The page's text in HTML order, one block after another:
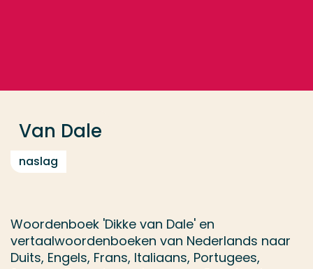
Van Dale
naslag
Woordenboek 'Dikke van Dale' en
vertaalwoordenboeken van Nederlands naar
Duits, Engels, Frans, Italiaans, Portugees,
Contact